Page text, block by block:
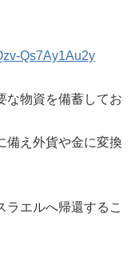
Qs7Ay1Au2y
物資を備蓄してお
え外貨や金に変換
エルへ帰還するこ